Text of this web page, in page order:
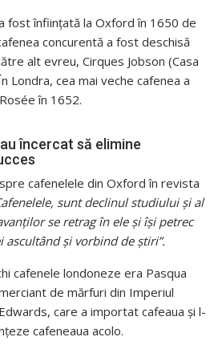
fost înființată la Oxford în 1650 de
concurentă a fost deschisă
alt evreu, Cirques Jobson (Casa
Londra, cea mai veche cafenea a
în 1652.
încercat să elimine
cafenelele din Oxford în revista
sunt declinul studiului și al
se retrag în ele și își petrec
ascultând și vorbind de știri”.
cafenele londoneze era Pasqua
de mărfuri din Imperiul
care a importat cafeaua și l-
cafeneaua acolo.